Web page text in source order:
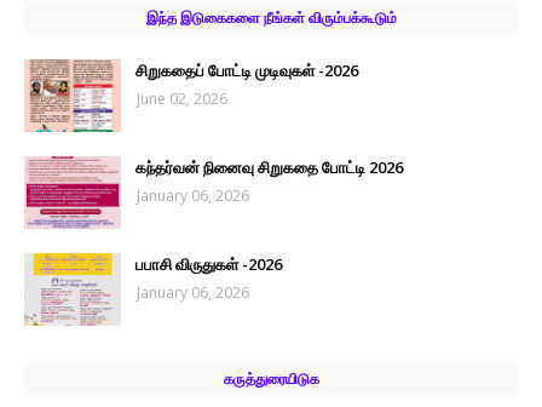
இந்த இடுகைகளை நீங்கள் விரும்பக்கூடும்
சிறுகதைப் போட்டி முடிவுகள் -2026
June 02, 2026
கந்தர்வன் நினைவு சிறுகதை போட்டி 2026
January 06, 2026
பபாசி விருதுகள் -2026
January 06, 2026
கருத்துரையிடுக